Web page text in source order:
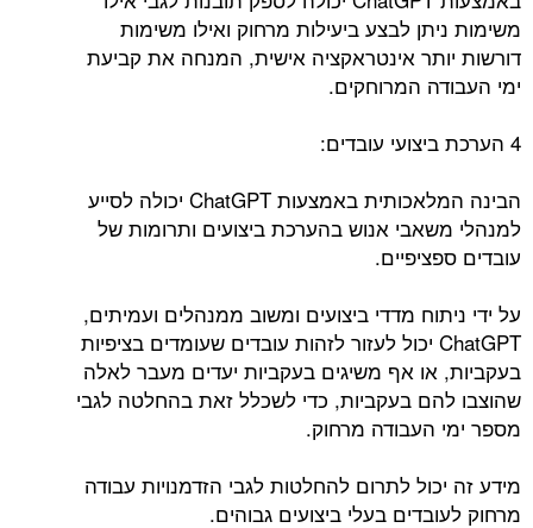
משימות ניתן לבצע ביעילות מרחוק ואילו משימות
דורשות יותר אינטראקציה אישית, המנחה את קביעת
ימי העבודה המרוחקים.
4 הערכת ביצועי עובדים:
הבינה המלאכותית באמצעות ChatGPT יכולה לסייע
למנהלי משאבי אנוש בהערכת ביצועים ותרומות של
עובדים ספציפיים.
על ידי ניתוח מדדי ביצועים ומשוב ממנהלים ועמיתים,
ChatGPT יכול לעזור לזהות עובדים שעומדים בציפיות
בעקביות, או אף משיגים בעקביות יעדים מעבר לאלה
שהוצבו להם בעקביות, כדי לשכלל זאת בהחלטה לגבי
מספר ימי העבודה מרחוק.
מידע זה יכול לתרום להחלטות לגבי הזדמנויות עבודה
מרחוק לעובדים בעלי ביצועים גבוהים.